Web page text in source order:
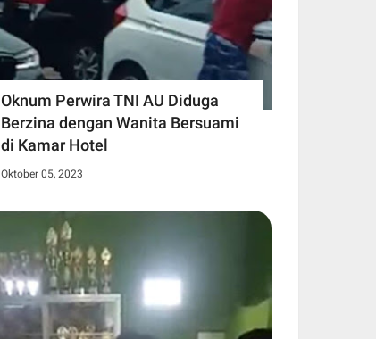
Oknum Perwira TNI AU Diduga
Berzina dengan Wanita Bersuami
di Kamar Hotel
Oktober 05, 2023